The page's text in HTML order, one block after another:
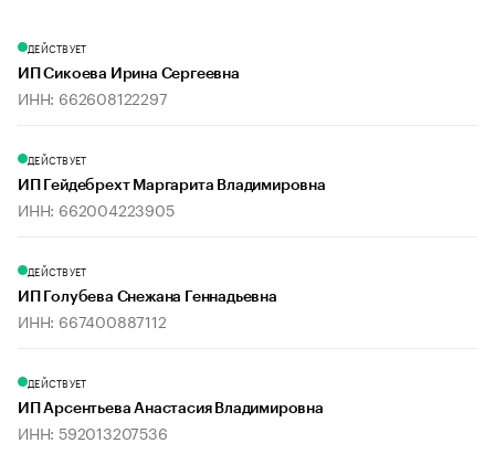
ДЕЙСТВУЕТ
ИП Сикоева Ирина Сергеевна
ИНН: 662608122297
ДЕЙСТВУЕТ
ИП Гейдебрехт Маргарита Владимировна
ИНН: 662004223905
ДЕЙСТВУЕТ
ИП Голубева Снежана Геннадьевна
ИНН: 667400887112
ДЕЙСТВУЕТ
ИП Арсентьева Анастасия Владимировна
ИНН: 592013207536